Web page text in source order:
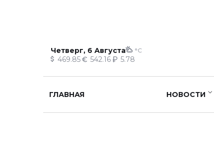
Четверг, 6 Августа °C
469.85 542.16 5.78
ГЛАВНАЯ НОВОСТИ